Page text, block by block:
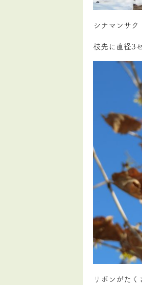
シナマンサク
枝先に直径3
リボンがた